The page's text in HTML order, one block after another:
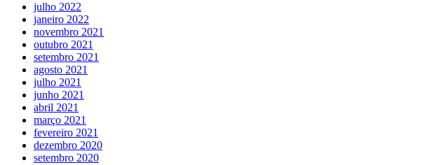
julho 2022
janeiro 2022
novembro 2021
outubro 2021
setembro 2021
agosto 2021
julho 2021
junho 2021
abril 2021
março 2021
fevereiro 2021
dezembro 2020
setembro 2020